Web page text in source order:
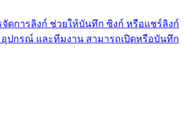
จัดการลิงก์ ช่วยให้บันทึก ซิงก์ หรือแชร์ลิงก์
อุปกรณ์ และทีมงาน สามารถเปิดหรือบันทึก